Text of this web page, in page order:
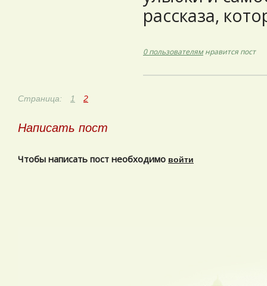
рассказа,
0 пользователямнравится пост
Страница: 1 2
Написать пост
Чтобы написать пост необходимо войти